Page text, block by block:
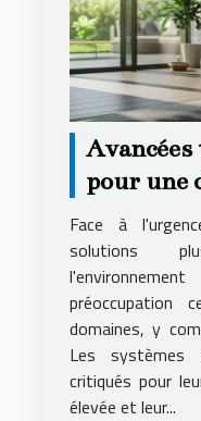
pour une
écologique
Face à
solutions
préoccupation
domaines, y
Les systèmes
critiqués pour
élevée et leur...